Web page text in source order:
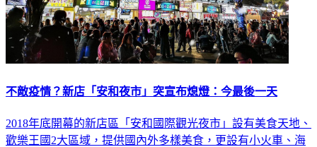
不敵疫情？新店「安和夜市」突宣布熄燈：今最後一天
2018年底開幕的新店區「安和國際觀光夜市」設有美食天地、
歡樂王國2大區域，提供國內外多樣美食，更設有小火車、海